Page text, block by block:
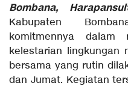
Bombana,
Kabupaten
komitmennya dalam
kelestarian lingkungan
bersama yang rutin
dan Jumat. Kegiatan